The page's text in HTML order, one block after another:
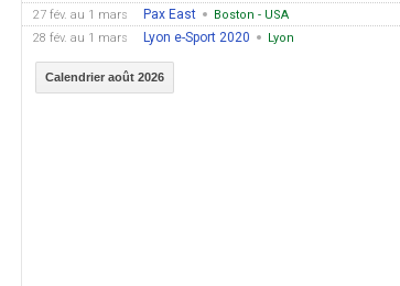
27 fév. au 1 mars
Pax East
Boston - USA
28 fév. au 1 mars
Lyon e-Sport 2020 Lyon
Calendrier août 2026